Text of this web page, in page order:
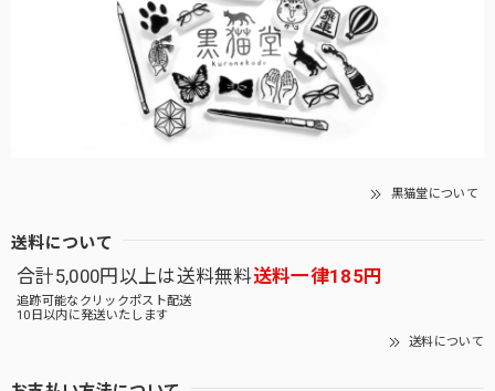
黒猫堂について
送料について
合計5,000円以上は送料無料送料一律185円
追跡可能なクリックポスト配送
10日以内に発送いたします
送料について